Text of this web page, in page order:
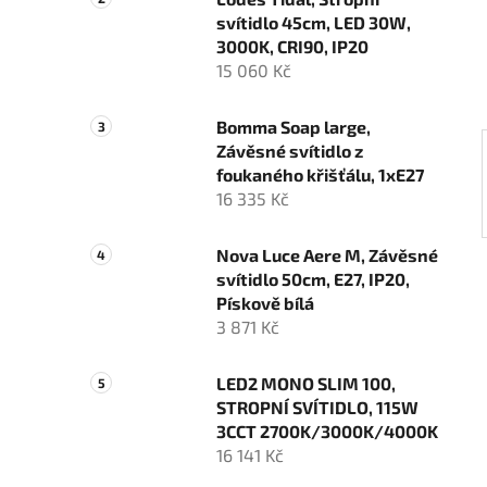
n
e
svítidlo 45cm, LED 30W,
3000K, CRI90, IP20
15 060 Kč
Bomma Soap large,
Závěsné svítidlo z
foukaného křišťálu, 1xE27
16 335 Kč
Nova Luce Aere M, Závěsné
svítidlo 50cm, E27, IP20,
Pískově bílá
3 871 Kč
LED2 MONO SLIM 100,
STROPNÍ SVÍTIDLO, 115W
3CCT 2700K/3000K/4000K
16 141 Kč